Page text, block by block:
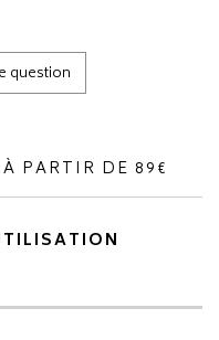
question
PARTIR DE 89€